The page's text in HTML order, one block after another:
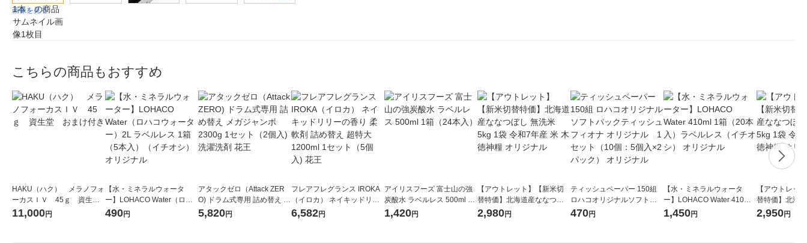
画像を見る
こちらの商品もおすすめ
HAKU（ハク） メラノフォ
ーカスＩＶ 45ｇ 資生
堂 おまけ付き
11,000円
【水・ミネラルウォータ
ー】LOHACO Water（ロハ
コウォーター）2L ラベルレ
490円
アタックゼロ（Attack ZER
O) ドラム式専用 詰め替え メ
ガジャンボ 2300g 1セット
5,820円
フレアフレグランス IROKA
（イロカ） ネイキッドリリ
ーの香り 柔軟剤 詰め替え 超
6,582円
アイリスフーズ 富士山の強
炭酸水 ラベルレス 500ml 1
箱（24本入）
1,420円
【アウトレット】【新米切
替特価】北海道産ななつぼ
し 無洗米 5kg 1袋 令和7年産
2,980円
ティッシュペーパー 150組
ロハコオリジナルソフトパ
ックティッシュ フィオナ オ
470円
【水・ミネラルウォータ
ー】LOHACO Water 410ml
1箱（20本入）ラベルレス
1,450円
【アウトレッ
替特価】北海
し 精白米 5kg
2,950円